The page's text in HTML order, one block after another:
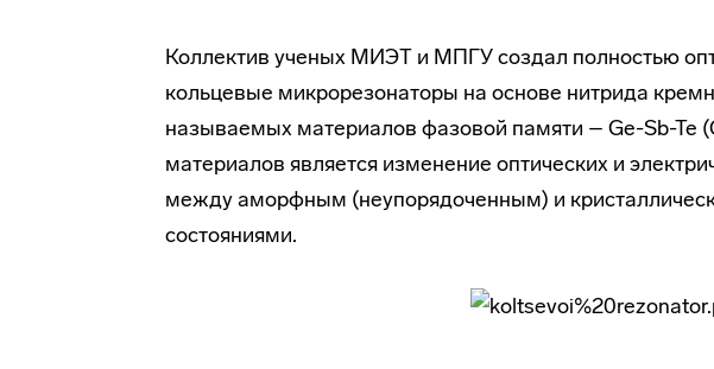
Коллектив ученых МИЭТ и МПГУ создал полностью
кольцевые микрорезонаторы на основе нитрида
называемых материалов фазовой памяти – Ge-Sb-Te
материалов является изменение оптических и
между аморфным (неупорядоченным) и
состояниями.